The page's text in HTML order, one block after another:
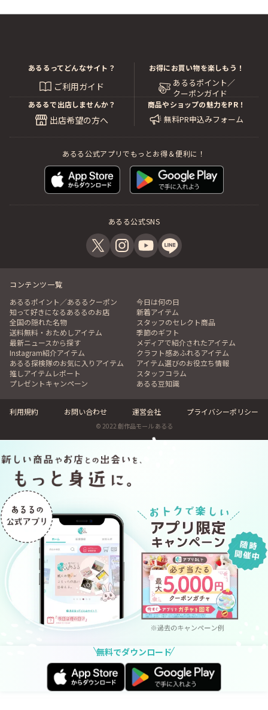
あるるってどんなサイト？
ご利用ガイド
お得にお買い物を楽しもう！
あるるポイント／
クーポンガイド
あるるで出店しませんか？
出店希望の方へ
商品やショップの魅力をPR！
無料PR申込みフォーム
あるる公式アプリでもっとお得＆便利に！
あるる公式SNS
コンテンツ一覧
あるるポイント／あるるクーポン
今日は何の日
知って好きになるあるるのお店
新着アイテム
全国の隠れた名物
スタッフのセレクト商品
送料無料・おためしアイテム
季節のギフト
最新ニュースから探す
メディアで紹介されたアイテム
Instagram紹介アイテム
クラフト感あふれるアイテム
あるる探検隊のお気に入りアイテム
アイテム選びのお役立ち情報
推しアイテムレポート
スタッフコラム
プレゼントキャンペーン
あるる豆知識
利用規約 お問い合わせ 運営会社 プライバシーポリシー
© 2022 創作品モール あるる
無料でダウンロード